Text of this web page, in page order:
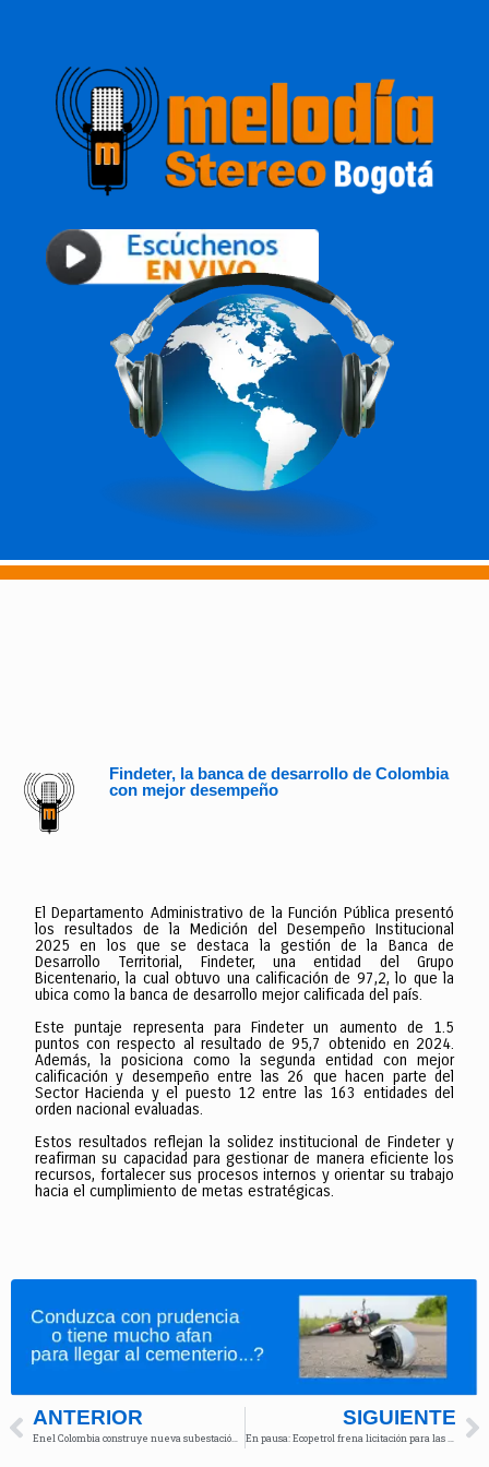
Findeter, la banca de desarrollo de Colombia
con mejor desempeño
El Departamento Administrativo de la Función Pública presentó
los resultados de la Medición del Desempeño Institucional
2025 en los que se destaca la gestión de la Banca de
Desarrollo Territorial, Findeter, una entidad del Grupo
Bicentenario, la cual obtuvo una calificación de 97,2, lo que la
ubica como la banca de desarrollo mejor calificada del país.
Este puntaje representa para Findeter un aumento de 1.5
puntos con respecto al resultado de 95,7 obtenido en 2024.
Además, la posiciona como la segunda entidad con mejor
calificación y desempeño entre las 26 que hacen parte del
Sector Hacienda y el puesto 12 entre las 163 entidades del
orden nacional evaluadas.
Estos resultados reflejan la solidez institucional de Findeter y
reafirman su capacidad para gestionar de manera eficiente los
recursos, fortalecer sus procesos internos y orientar su trabajo
hacia el cumplimiento de metas estratégicas.
ANTERIOR SIGUIENTE